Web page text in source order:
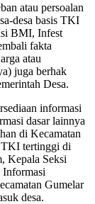
atau persoalan
desa basis TKI
BMI, Infest
fakta
atau
juga berhak
Desa.
informasi
dasar lainnya
di Kecamatan
TKI tertinggi di
Kepala Seksi
Informasi
Gumelar
desa.